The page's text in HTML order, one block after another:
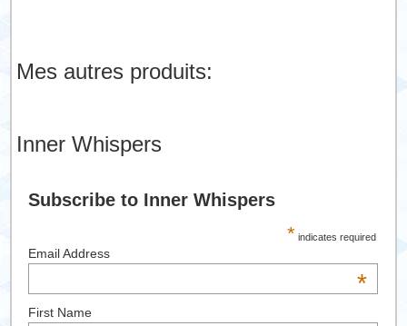
Mes autres produits:
Inner Whispers
Subscribe to Inner Whispers
* indicates required
Email Address
*
First Name